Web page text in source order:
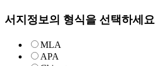
서지정보의 형식을 선택하세요
MLA
APA